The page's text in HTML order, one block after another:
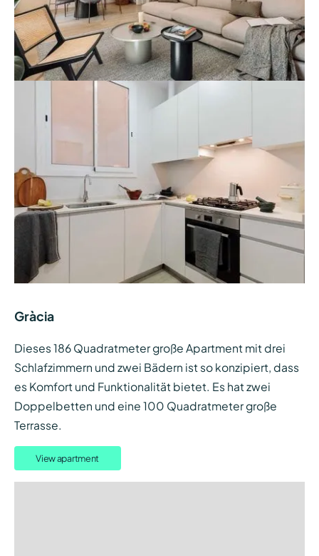
Gràcia
Dieses 186 Quadratmeter große Apartment mit drei
Schlafzimmern und zwei Bädern ist so konzipiert, dass
es Komfort und Funktionalität bietet. Es hat zwei
Doppelbetten und eine 100 Quadratmeter große
Terrasse.
View apartment